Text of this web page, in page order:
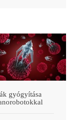
gyógyítása